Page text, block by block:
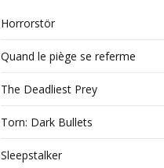
Horrorstör
Quand le piège se referme
The Deadliest Prey
Torn: Dark Bullets
Sleepstalker